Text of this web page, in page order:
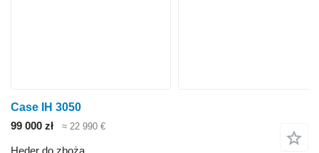
Case IH 3050
99 000 zł
≈ 22 990 €
Heder do zboża